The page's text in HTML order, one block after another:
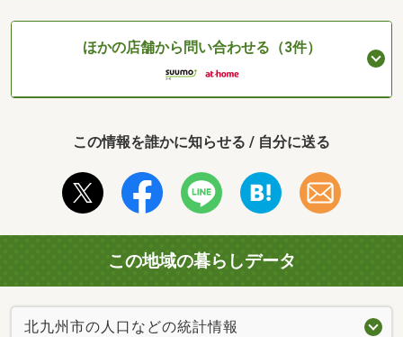
ほかの店舗から問い合わせる（3件）
この情報を誰かに知らせる / 自分に送る
この地域の暮らしデータ
北九州市の人口などの統計情報